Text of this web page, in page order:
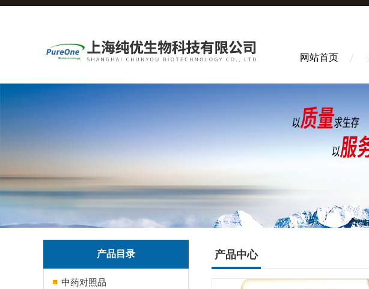
网站首页
产品目录
中药对照品
产品中心